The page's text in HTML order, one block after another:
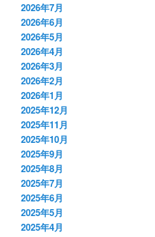
2026年7月
2026年6月
2026年5月
2026年4月
2026年3月
2026年2月
2026年1月
2025年12月
2025年11月
2025年10月
2025年9月
2025年8月
2025年7月
2025年6月
2025年5月
2025年4月